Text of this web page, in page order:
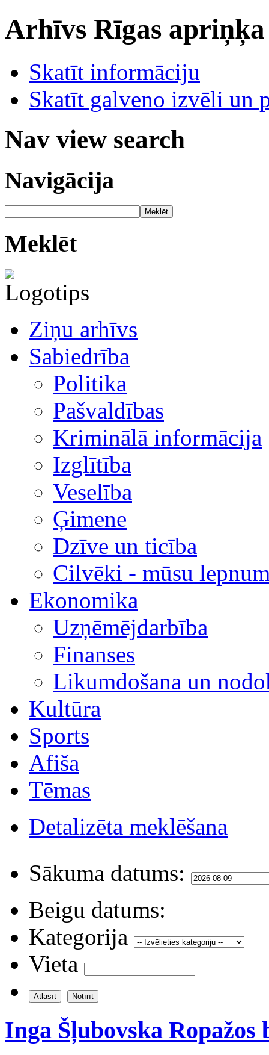
Arhīvs Rīgas
Skatīt informāciju
Skatīt galveno izvēli un
Nav view search
Navigācija
Meklēt
Meklēt
Ziņu arhīvs
Sabiedrība
Politika
Pašvaldības
Kriminālā informācija
Izglītība
Veselība
Ģimene
Dzīve un ticība
Cilvēki - mūsu
Ekonomika
Uzņēmējdarbība
Finanses
Likumdošana un
Kultūra
Sports
Afiša
Tēmas
Detalizēta meklēšana
Sākuma datums:
Beigu datums:
Kategorija
Vieta
Inga Šļubovska Ropažos